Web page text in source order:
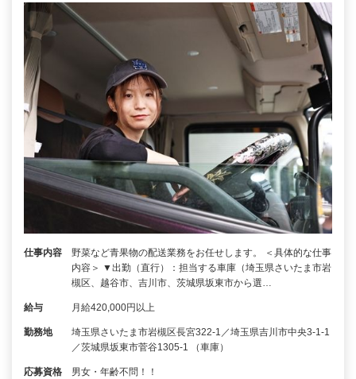
仕事内容
野菜など青果物の配送業務をお任せします。 ＜具体的な仕事
内容＞ ▼出勤（直行）：担当する車庫（埼玉県さいたま市岩
槻区、越谷市、吉川市、茨城県坂東市から選…
給与 月給420,000円以上
勤務地
埼玉県さいたま市岩槻区長宮322-1／埼玉県吉川市中央3‐1‐1
／茨城県坂東市菅谷1305-1 （車庫）
応募資格 男女・年齢不問！！